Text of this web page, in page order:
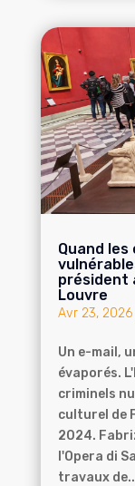
Quand
président
Louvre
Avr 23, 2026|
Un e-mail,
évaporés.
criminels
culturel de
2024.
l'Opera di
travaux